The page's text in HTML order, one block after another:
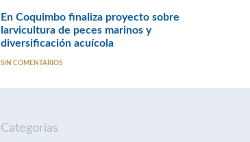
En Coquimbo finaliza proyecto sobre
larvicultura de peces marinos y
diversificación acuícola
SIN COMENTARIOS
Categorías